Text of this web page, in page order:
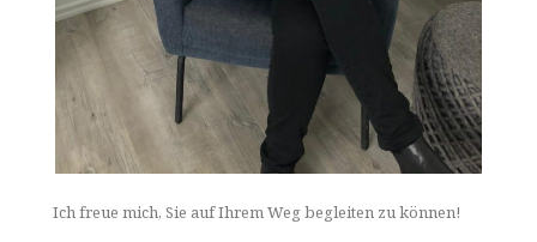
Ich freue mich, Sie auf Ihrem Weg begleiten zu können!